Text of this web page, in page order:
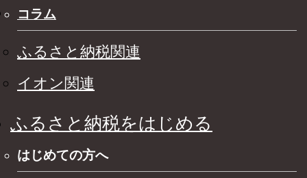
コラム
ふるさと納税関連
イオン関連
ふるさと納税をはじめる
はじめての方へ